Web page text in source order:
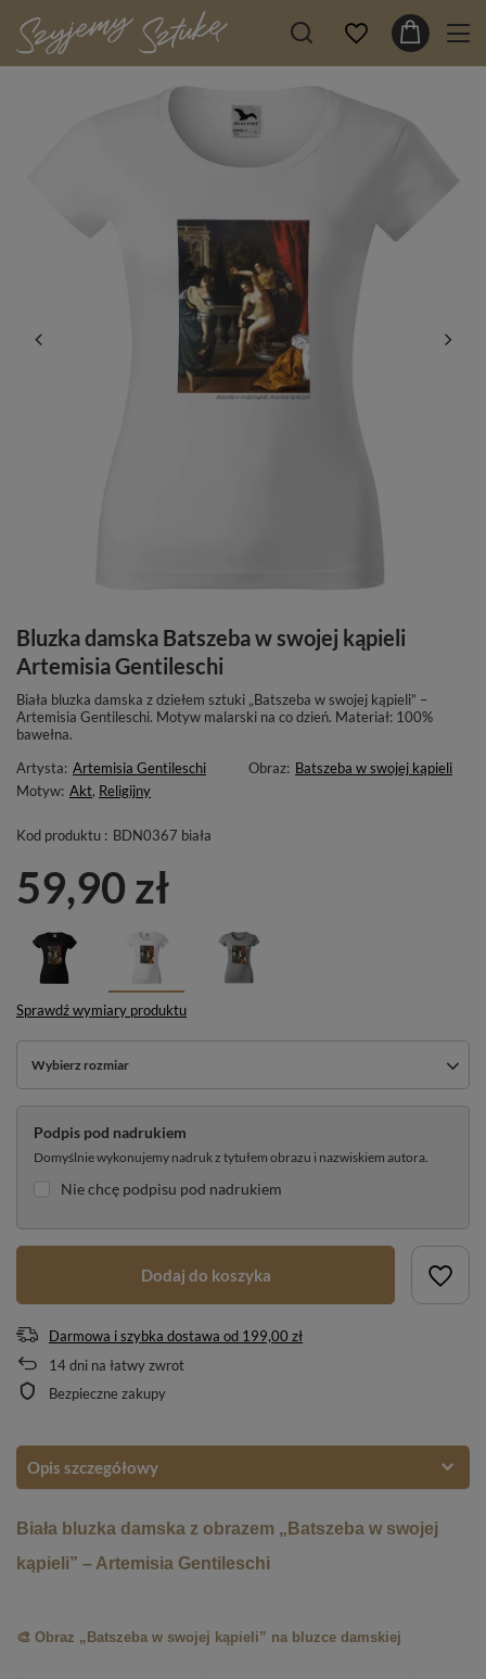
Bluzka damska Batszeba w swojej kąpieli
Artemisia Gentileschi
Biała bluzka damska z dziełem sztuki „Batszeba w swojej kąpieli” –
Artemisia Gentileschi. Motyw malarski na co dzień. Materiał: 100%
bawełna.
Artysta: Artemisia Gentileschi Obraz: Batszeba w swojej kąpieli
Motyw: Akt, Religijny
Kod produktu : BDN0367 biała
59,90 zł
Sprawdź wymiary produktu
Wybierz rozmiar
Podpis pod nadrukiem
Domyślnie wykonujemy nadruk z tytułem obrazu i nazwiskiem autora.
Nie chcę podpisu pod nadrukiem
Dodaj do koszyka
Darmowa i szybka dostawa od 199,00 zł
14dni na łatwy zwrot
Bezpieczne zakupy
Opis szczegółowy
Biała bluzka damska z obrazem „Batszeba w swojej
kąpieli” – Artemisia Gentileschi
🎨 Obraz „Batszeba w swojej kąpieli” na bluzce damskiej